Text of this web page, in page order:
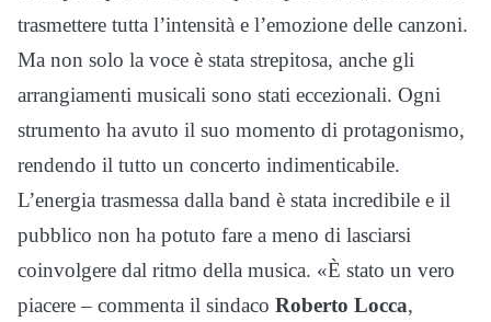
trasmettere tutta l’intensità e l’emozione delle canzoni.
Ma non solo la voce è stata strepitosa, anche gli
arrangiamenti musicali sono stati eccezionali. Ogni
strumento ha avuto il suo momento di protagonismo,
rendendo il tutto un concerto indimenticabile.
L’energia trasmessa dalla band è stata incredibile e il
pubblico non ha potuto fare a meno di lasciarsi
coinvolgere dal ritmo della musica. «È stato un vero
piacere – commenta il sindaco Roberto Locca,